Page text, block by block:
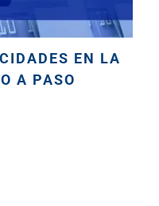
EN LA
A PASO